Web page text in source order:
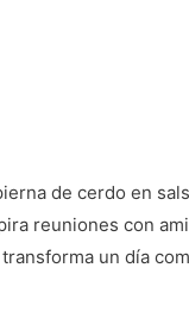
de cerdo en
reuniones con
un día